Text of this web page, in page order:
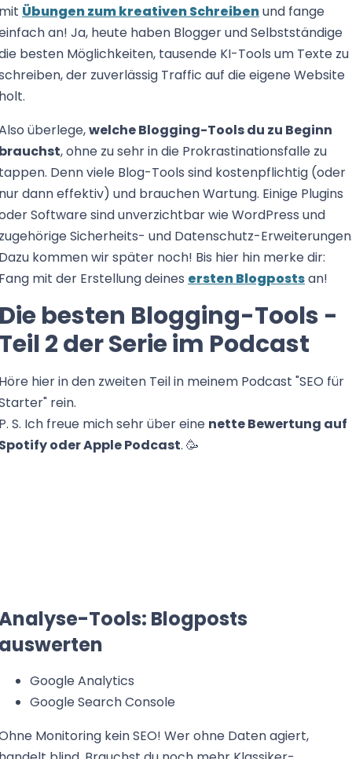
Übungen zum kreativen Schreibenund fange
an! Ja, heute haben Blogger und Selbstständige
besten Möglichkeiten, tausende KI-Tools um Texte zu
der zuverlässig Traffic auf die eigene Website
überlege,welche Blogging-Tools du zu Beginn
, ohne zu sehr in die Prokrastinationsfalle zu
Denn viele Blog-Tools sind kostenpflichtig (oder
dann effektiv) und brauchen Wartung. Einige Plugins
Software sind unverzichtbar wie WordPress und
Sicherheits- und Datenschutz-
kommen wir später noch! Bis hier hin merke dir:
mit der Erstellung deines ersten Blogpostsan!
besten Blogging-Tools -
2 der Serie im Podcast
hier in den zweiten Teil in meinem Podcast "SEO für
rein.
S. Ich freue mich sehr über eine nette Bewertung auf
oder Apple Podcast. 🥳
Tools: Blogposts
Google Analytics
Google Search Console
Monitoring kein SEO! Wer ohne Daten agiert,